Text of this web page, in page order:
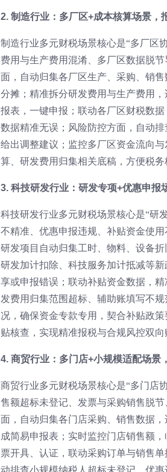
2. 制造行业：多厂区+成本核算场景，
制造行业多元财税场景核心是“多厂区
费用与生产费用混淆、多厂区数据脱
面，自动归集各厂区生产、采购、销
分摊；精准拆分研发费用与生产费用
报表，一键申报；联动各厂区财税数
数据精准无误；风险防控方面，自动
给出调整建议；监控多厂区资金流向
算、研发费用归集相关底稿，方便税务
3. 科技研发行业：研发专项+优惠申报
科技研发行业多元财税场景核心是“研
不精准、优惠申报违规、补贴资金使
研发项目自动归集工时、物料、设备
研发加计扣除、科技服务加计抵减等
享或申报错误；联动补贴资金数据，
发费用归集范围超标、辅助账填写不
况，确保资金专款专用，契合补贴政
贴核查，实现精准报税与合规风控双向
4. 商贸行业：多门店+小规模适配场景
商贸行业多元财税场景核心是“多门店
售额超标未登记、发票与采购销售脱
面，自动归集各门店采购、销售数据
成简易申报表；实时监控门店销售额
票开具、认证，联动采购订单与销售
动排查小规模纳税人超标未登记、优